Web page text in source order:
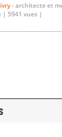
- architecte et
| 5941 vues |